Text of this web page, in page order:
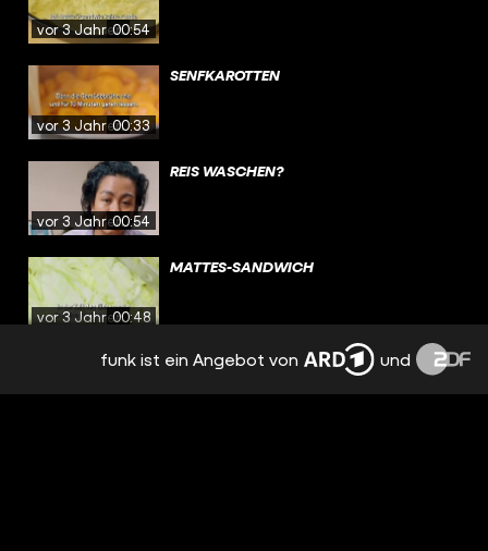
vor 3 Jahren00:54
vor 3 Jahren00:33
SENFKAROTTEN
vor 3 Jahren00:54
REIS WASCHEN?
vor 3 Jahren00:48
MATTES-SANDWICH
DEFTIGE SCHUPFNUDELN
funk ist ein Angebot von und